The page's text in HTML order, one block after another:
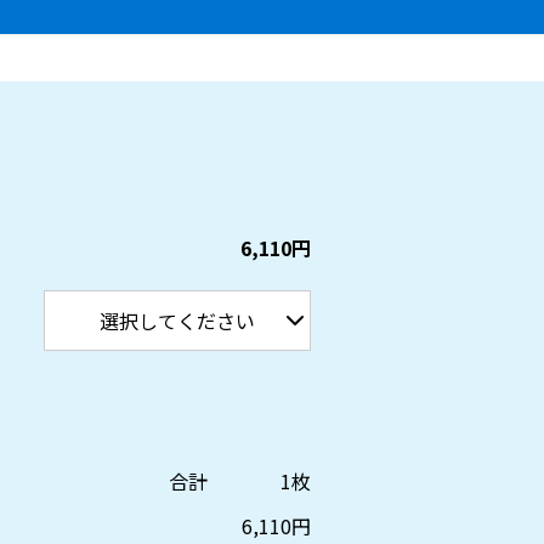
6,110円
合計 1枚
6,110円